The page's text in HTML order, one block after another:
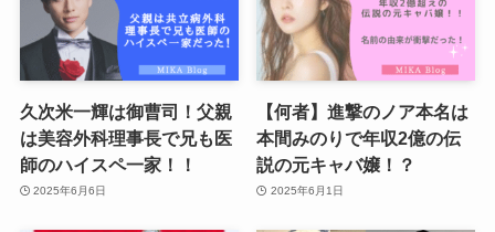
久次米一輝は御曹司！父親
は美容外科理事長で兄も医
師のハイスペ一家！！
2025年6月6日
【何者】進撃のノア本名は
本間みのりで年収2億の伝
説の元キャバ嬢！？
2025年6月1日